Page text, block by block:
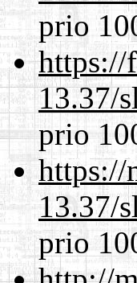
prio
https://
13.37/
prio
https://
13.37/
prio